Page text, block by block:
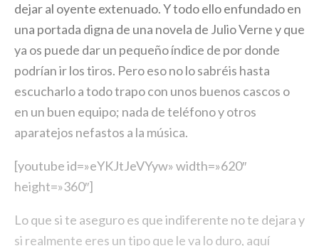
dejar al oyente extenuado. Y todo ello enfundado en
una portada digna de una novela de Julio Verne y que
ya os puede dar un pequeño índice de por donde
podrían ir los tiros. Pero eso no lo sabréis hasta
escucharlo a todo trapo con unos buenos cascos o
en un buen equipo; nada de teléfono y otros
aparatejos nefastos a la música.
[youtube id=»eYKJtJeVYyw» width=»620″
height=»360″]
Lo que si te aseguro es que indiferente no te dejara y
si realmente eres un tipo que le va lo duro, aquí